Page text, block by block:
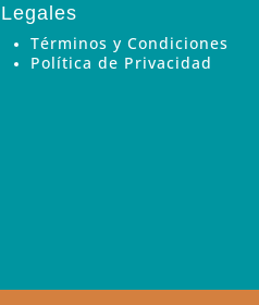
Legales
Términos y Condiciones
Política de Privacidad